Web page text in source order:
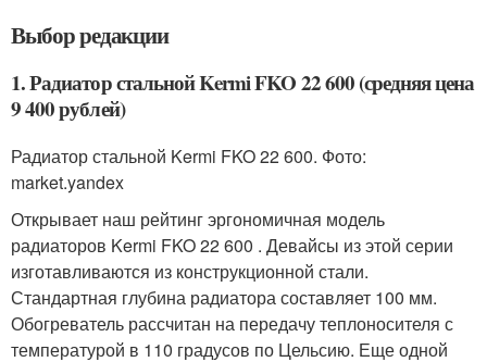
Выбор редакции
1. Радиатор стальной Kermi FKO 22 600 (средняя цена
9 400 рублей)
Радиатор стальной Kermi FKO 22 600. Фото:
market.yandex
Открывает наш рейтинг эргономичная модель
радиаторов Kermi FKO 22 600 . Девайсы из этой серии
изготавливаются из конструкционной стали.
Стандартная глубина радиатора составляет 100 мм.
Обогреватель рассчитан на передачу теплоносителя с
температурой в 110 градусов по Цельсию. Еще одной